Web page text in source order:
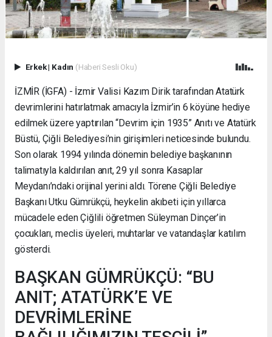
Erkek| Kadın (Haberi Sesli Oku)
İZMİR (İGFA) - İzmir Valisi Kazım Dirik tarafından Atatürk
devrimlerini hatırlatmak amacıyla İzmir’in 6 köyüne hediye
edilmek üzere yaptırılan “Devrim için 1935” Anıtı ve Atatürk
Büstü, Çiğli Belediyesi’nin girişimleri neticesinde bulundu.
Son olarak 1994 yılında dönemin belediye başkanının
talimatıyla kaldırılan anıt, 29 yıl sonra Kasaplar
Meydanı’ndaki orijinal yerini aldı. Törene Çiğli Belediye
Başkanı Utku Gümrükçü, heykelin akıbeti için yıllarca
mücadele eden Çiğlili öğretmen Süleyman Dinçer’in
çocukları, meclis üyeleri, muhtarlar ve vatandaşlar katılım
gösterdi.
BAŞKAN GÜMRÜKÇÜ: “BU
ANIT; ATATÜRK’E VE
DEVRİMLERİNE